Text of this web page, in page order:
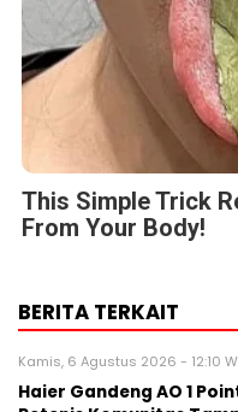
This Simple Trick
From Your Body!
BERITA TERKAIT
Kamis, 6 Agustus 2026 - 12:10
Haier Gandeng AO 1